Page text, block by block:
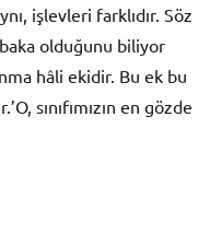
işlevleri farklıdır. Söz
olduğunu biliyor
hâli ekidir. Bu ek bu
sınıfımızın en gözde